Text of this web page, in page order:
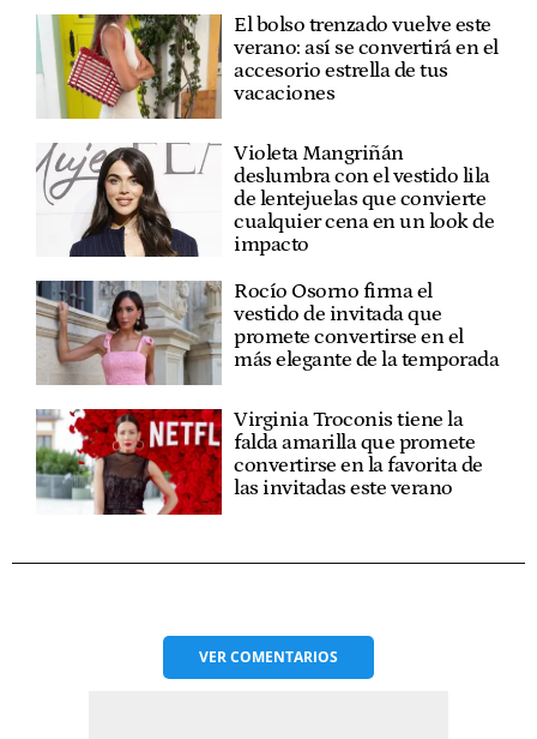
El bolso trenzado vuelve este
verano: así se convertirá en el
accesorio estrella de tus
vacaciones
Violeta Mangriñán
deslumbra con el vestido lila
de lentejuelas que convierte
cualquier cena en un look de
impacto
Rocío Osorno firma el
vestido de invitada que
promete convertirse en el
más elegante de la temporada
Virginia Troconis tiene la
falda amarilla que promete
convertirse en la favorita de
las invitadas este verano
VERCOMENTARIOS